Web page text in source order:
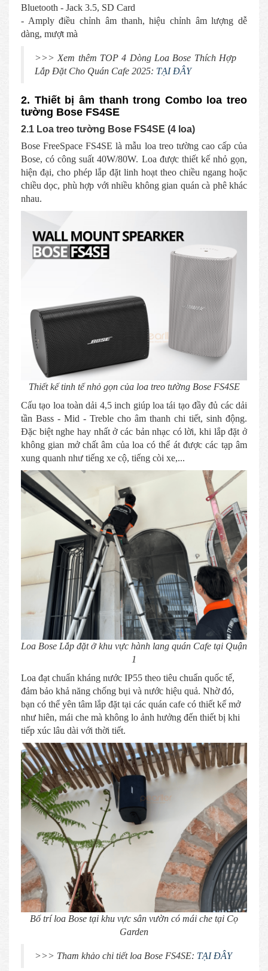
Bluetooth - Jack 3.5, SD Card
- Amply điều chỉnh âm thanh, hiệu chỉnh âm lượng dễ
dàng, mượt mà
>>> Xem thêm TOP 4 Dòng Loa Bose Thích Hợp
Lắp Đặt Cho Quán Cafe 2025: TẠI ĐÂY
2. Thiết bị âm thanh trong Combo loa treo
tường Bose FS4SE
2.1 Loa treo tường Bose FS4SE (4 loa)
Bose FreeSpace FS4SE là mẫu loa treo tường cao cấp của
Bose, có công suất 40W/80W. Loa được thiết kế nhỏ gọn,
hiện đại, cho phép lắp đặt linh hoạt theo chiều ngang hoặc
chiều dọc, phù hợp với nhiều không gian quán cà phê khác
nhau.
Thiết kế tinh tế nhỏ gọn của loa treo tường Bose FS4SE
Cấu tạo loa toàn dải 4,5 inch giúp loa tái tạo đầy đủ các dải
tần Bass - Mid - Treble cho âm thanh chi tiết, sinh động.
Đặc biệt nghe hay nhất ở các bản nhạc có lời, khi lắp đặt ở
không gian mở chất âm của loa có thể át được các tạp âm
xung quanh như tiếng xe cộ, tiếng còi xe,...
Loa Bose Lắp đặt ở khu vực hành lang quán Cafe tại Quận
1
Loa đạt chuẩn kháng nước IP55 theo tiêu chuẩn quốc tế,
đảm bảo khả năng chống bụi và nước hiệu quả. Nhờ đó,
bạn có thể yên tâm lắp đặt tại các quán cafe có thiết kế mở
như hiên, mái che mà không lo ảnh hưởng đến thiết bị khi
tiếp xúc lâu dài với thời tiết.
Bố trí loa Bose tại khu vực sân vườn có mái che tại Cọ
Garden
>>> Tham khảo chi tiết loa Bose FS4SE: TẠI ĐÂY